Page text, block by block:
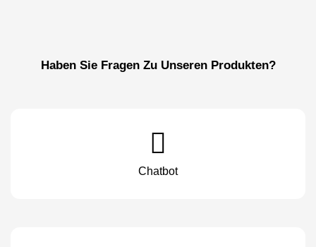
Haben Sie Fragen Zu Unseren Produkten?
Chatbot